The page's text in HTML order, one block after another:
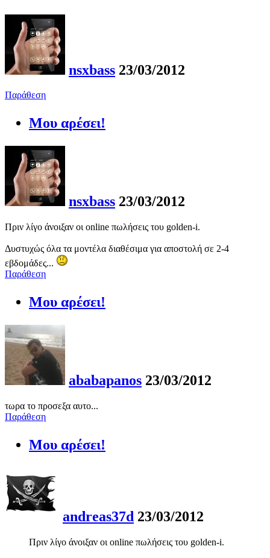
nsxbass 23/03/2012
Παράθεση
Μου αρέσει!
nsxbass 23/03/2012
Πριν λίγο άνοιξαν οι online πωλήσεις του golden-i.
Δυστυχώς όλα τα μοντέλα διαθέσιμα για αποστολή σε 2-4
εβδομάδες...
Παράθεση
Μου αρέσει!
ababapanos 23/03/2012
τωρα το προσεξα αυτο...
Παράθεση
Μου αρέσει!
andreas37d 23/03/2012
Πριν λίγο άνοιξαν οι online πωλήσεις του golden-i.